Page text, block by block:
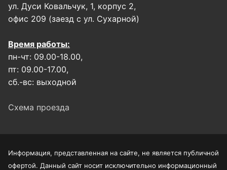
ул. Дуси Ковальчук, 1, корпус 2,
офис 209 (заезд с ул. Сухарной)
Время работы:
пн-чт: 09.00-18.00,
пт: 09.00-17.00,
сб.-вс: выходной
Схема проезда
Информация, представленная на сайте, не является публичной
офертой. Данный сайт носит исключительно информационный